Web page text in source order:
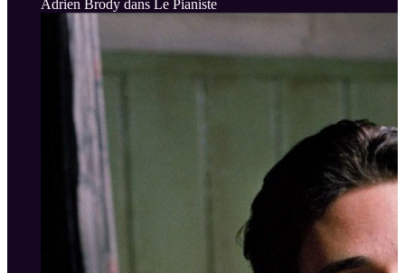
Adrien Brody dans Le Pianiste